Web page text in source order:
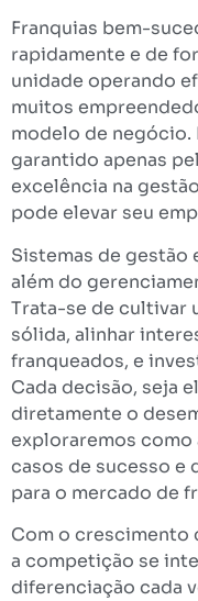
Franquias bem-
rapidamente e de
unidade operando
muitos
modelo de negócio.
garantido apenas
excelência na
pode elevar seu
Sistemas de gestão
além do
Trata-se de cultivar
sólida, alinhar
franqueados, e
Cada decisão, seja
diretamente o
exploraremos como
casos de sucesso e
para o mercado de
Com o crescimento
a competição se
diferenciação cada